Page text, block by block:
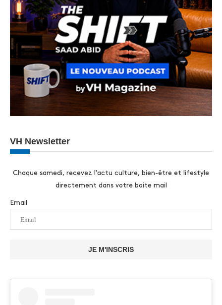
VH Newsletter
Chaque samedi, recevez l'actu culture, bien-être et lifestyle
directement dans votre boite mail
Email
JE M'INSCRIS